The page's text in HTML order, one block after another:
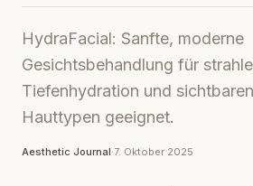
HydraFacial: Sanfte, moderne
Gesichtsbehandlung für
Tiefenhydration und
Hauttypen geeignet.
Aesthetic Journal·7. Oktober 2025